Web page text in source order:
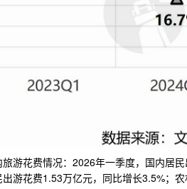
旅游花费情况：2026年一季度，国内居
游花费1.53万亿元，同比增长3.5%；